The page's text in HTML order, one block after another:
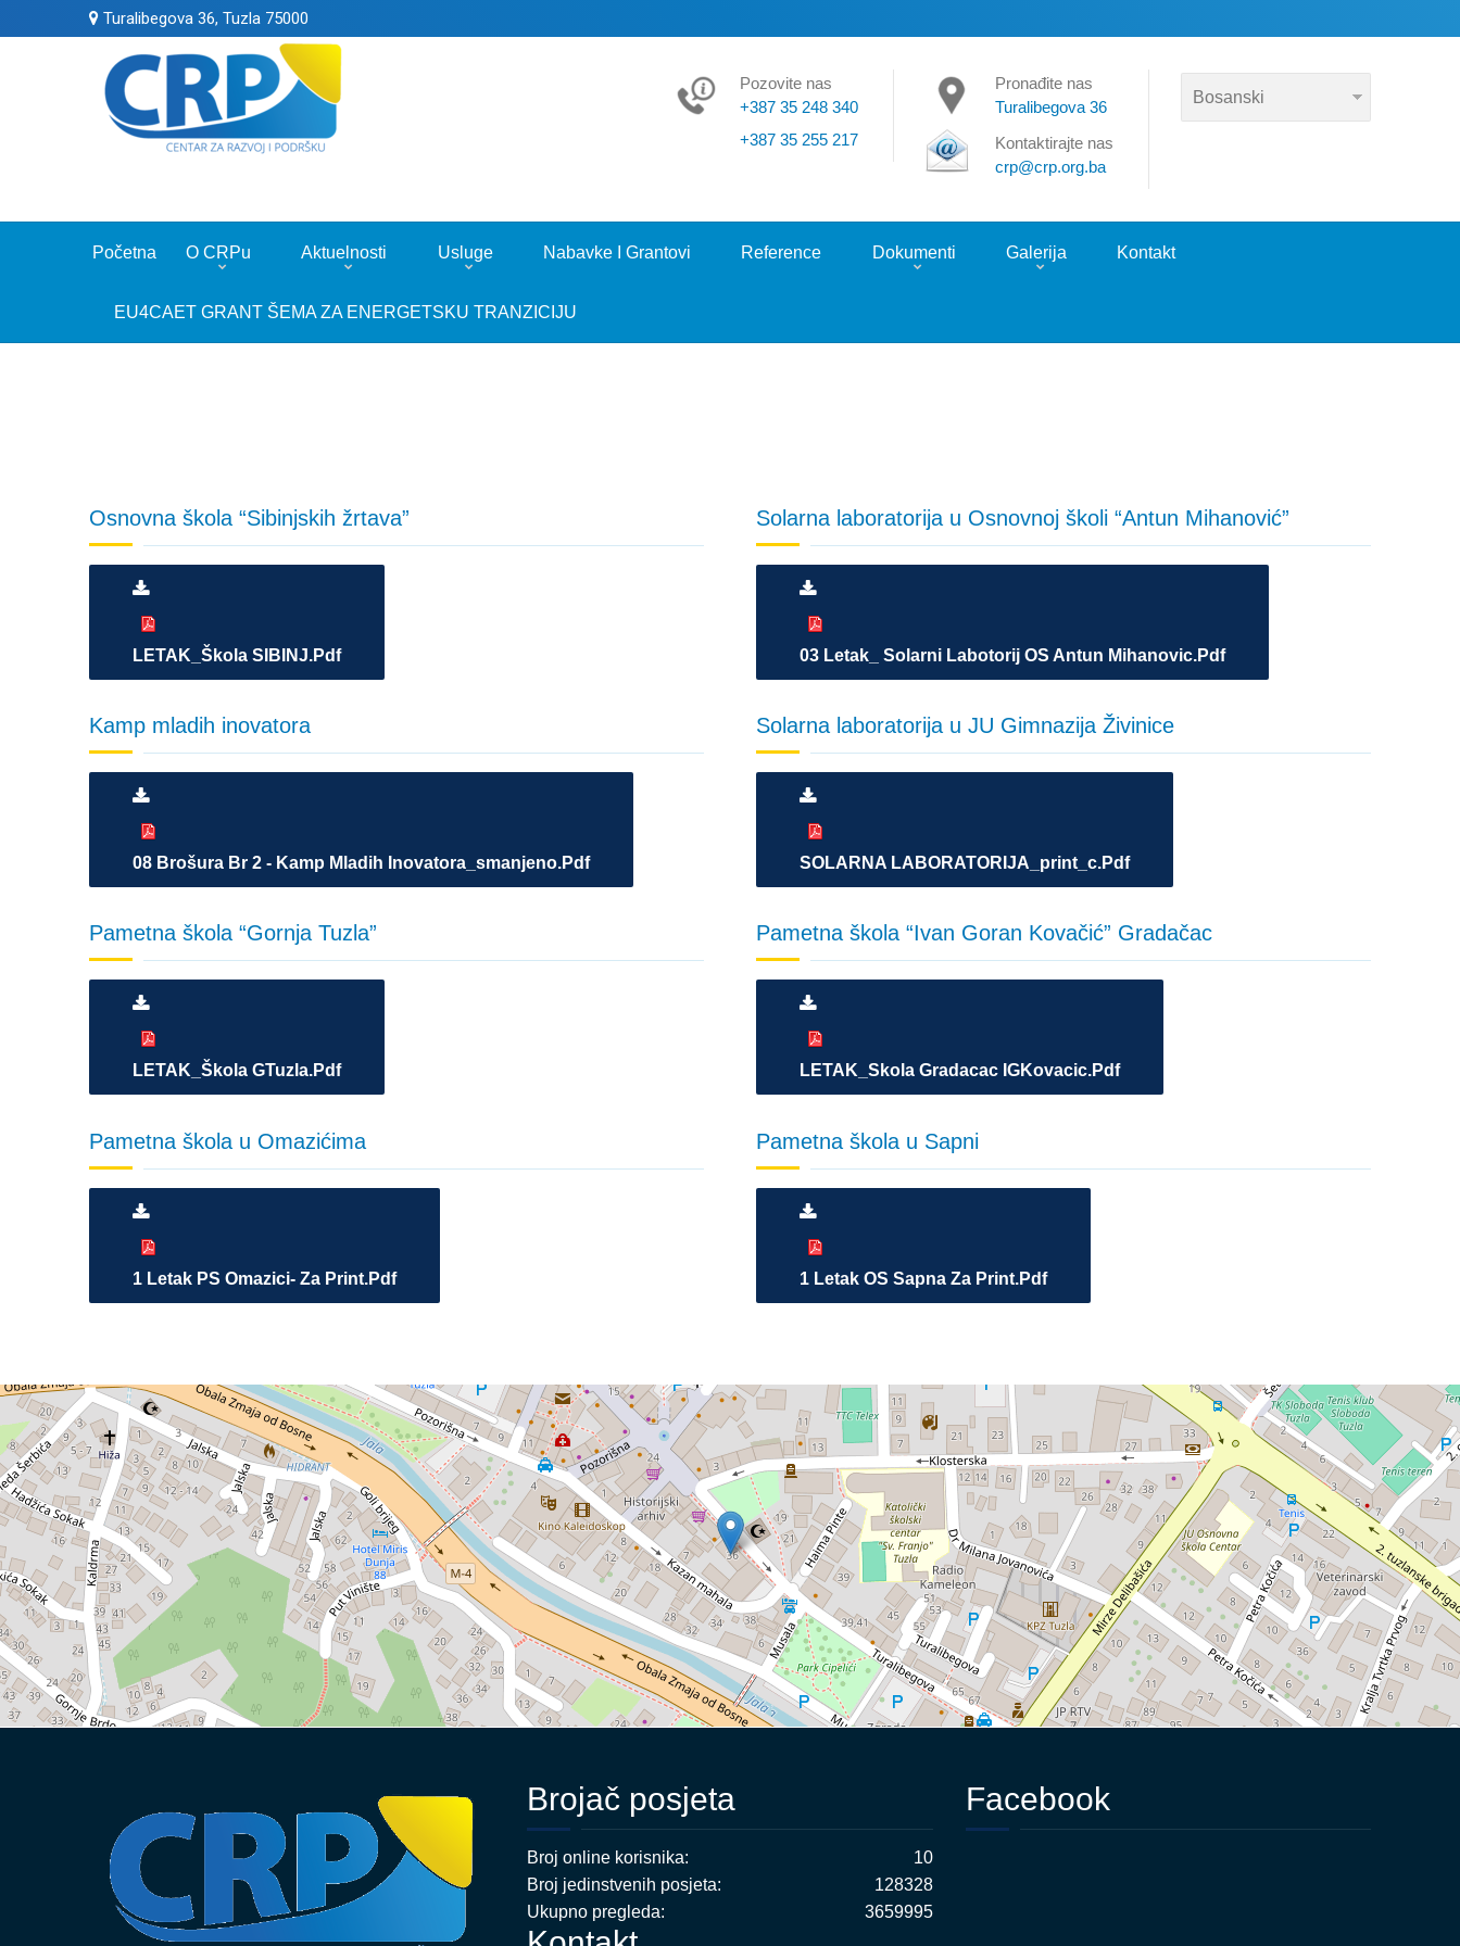
Turalibegova 36, Tuzla 75000
Pozovite nas
+387 35 248 340
+387 35 255 217
Pronađite nas
Turalibegova 36
Kontaktirajte nas
crp@crp.org.ba
Početna O CRPu Aktuelnosti Usluge Nabavke I Grantovi Reference Dokumenti Galerija Kontakt
EU4CAET GRANT ŠEMA ZA ENERGETSKU TRANZICIJU
Osnovna škola “Sibinjskih žrtava”
LETAK_Škola SIBINJ.pdf
Solarna laboratorija u Osnovnoj školi “Antun Mihanović”
03 Letak_ Solarni Labotorij OS Antun Mihanovic.pdf
Kamp mladih inovatora
08 Brošura Br 2 - Kamp Mladih Inovatora_smanjeno.pdf
Solarna laboratorija u JU Gimnazija Živinice
SOLARNA LABORATORIJA_print_c.pdf
Pametna škola “Gornja Tuzla”
LETAK_Škola GTuzla.pdf
Pametna škola “Ivan Goran Kovačić” Gradačac
LETAK_Skola Gradacac IGKovacic.pdf
Pametna škola u Omazićima
1 Letak PS Omazici- Za Print.pdf
Pametna škola u Sapni
1 Letak OS Sapna Za Print.pdf
Brojač posjeta
Broj online korisnika:
10
Broj jedinstvenih posjeta:
128328
Ukupno pregleda:
3659995
Facebook